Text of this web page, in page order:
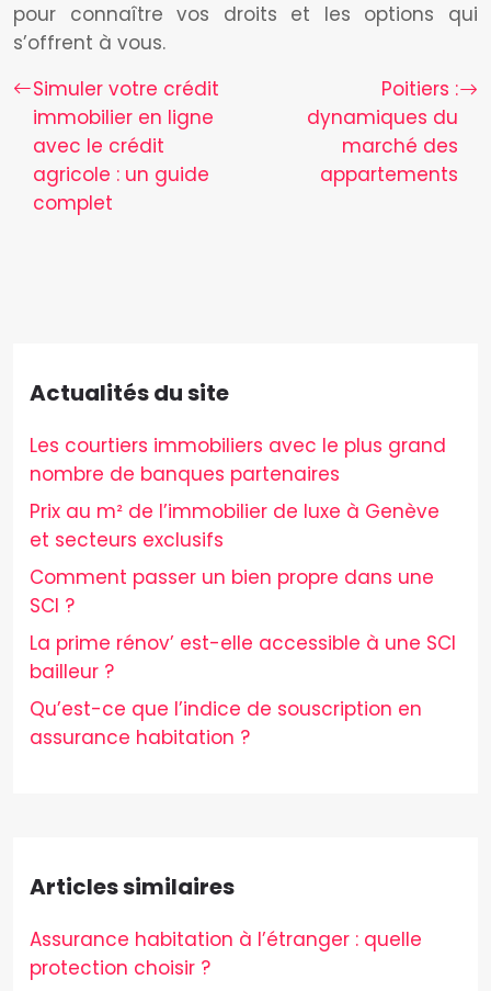
pour connaître vos droits et les options qui
s’offrent à vous.
Simuler votre crédit
immobilier en ligne
avec le crédit
agricole : un guide
complet
Poitiers :
dynamiques du
marché des
appartements
Actualités du site
Les courtiers immobiliers avec le plus grand
nombre de banques partenaires
Prix au m² de l’immobilier de luxe à Genève
et secteurs exclusifs
Comment passer un bien propre dans une
SCI ?
La prime rénov’ est-elle accessible à une SCI
bailleur ?
Qu’est-ce que l’indice de souscription en
assurance habitation ?
Articles similaires
Assurance habitation à l’étranger : quelle
protection choisir ?